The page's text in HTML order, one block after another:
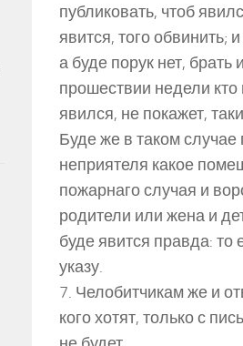
публиковать, чтоб
явится, того обвинить;
а буде порук нет,
прошествии недели кто
явился, не покажет,
Буде же в таком
неприятеля какое
пожарнаго случая и
родители или жена и
буде явится правда: то
указу.
7. Челобитчикам же и
кого хотят, только с